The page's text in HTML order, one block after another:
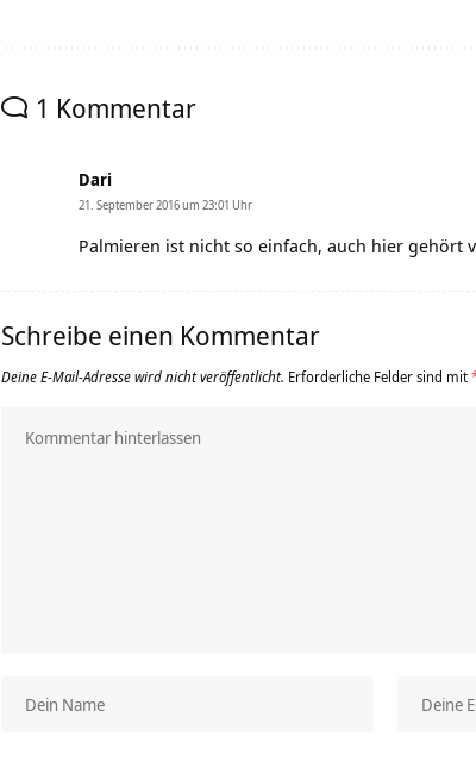
1 Kommentar
Dari
21. September 2016 um 23:01 Uhr
Palmieren ist nicht so einfach, auch hier gehört
Schreibe einen Kommentar
Deine E-Mail-Adresse wird nicht veröffentlicht. Erforderliche Felder sind mit